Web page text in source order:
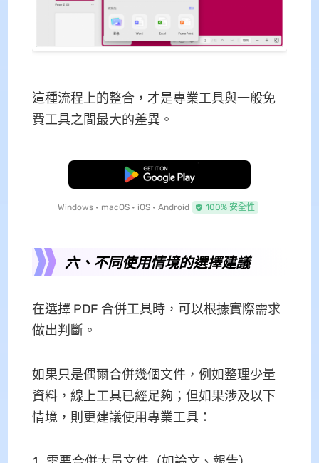
這種流程上的整合，才是專業工具與一般免
費工具之間最大的差異。
免費下載
Windows • macOS • iOS • Android 100% 安全性
六、不同使用情境的選擇建議
在選擇 PDF 合併工具時，可以根據實際需求
做出判斷。
如果只是偶爾合併幾個文件，例如整理少量
資料，線上工具已經足夠；但如果涉及以下
情境，則更建議使用專業工具：